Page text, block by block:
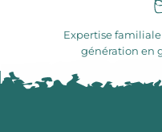
Expertise
génération en